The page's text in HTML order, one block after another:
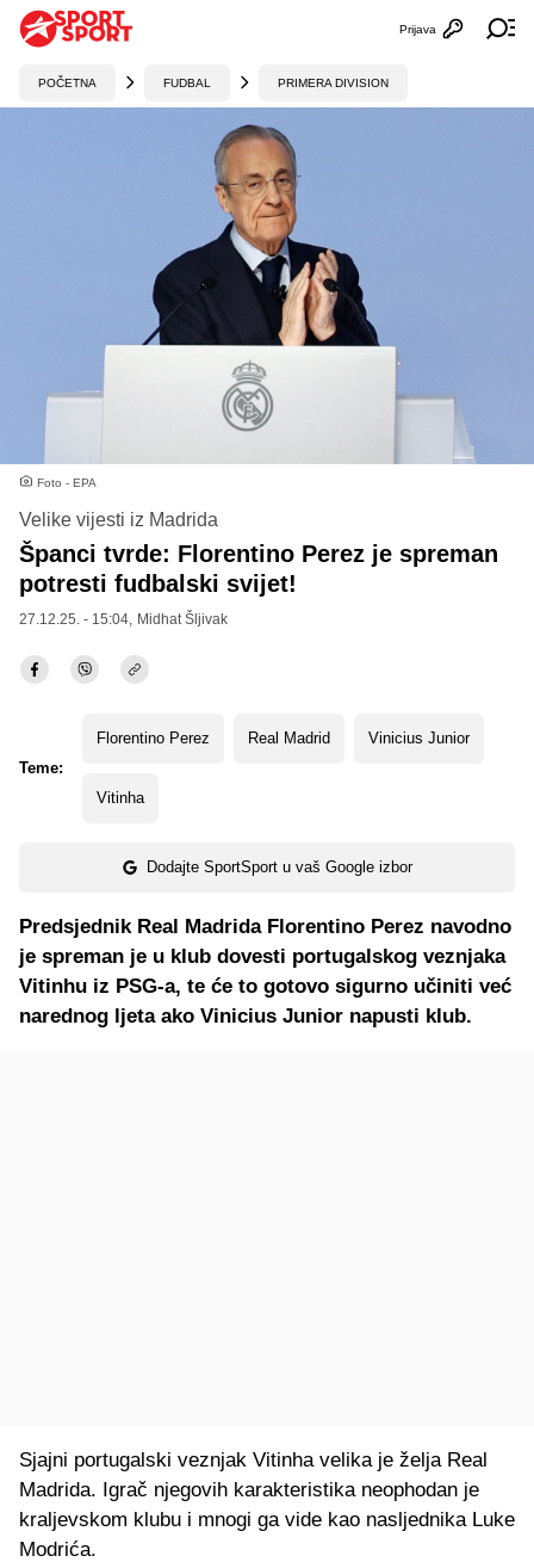
Otvori
Prijava
POČETNA FUDBAL PRIMERA DIVISION
Foto - EPA
Velike vijesti iz Madrida
Španci tvrde: Florentino Perez je spreman
potresti fudbalski svijet!
27.12.25. - 15:04, Midhat Šljivak
Teme:
Florentino Perez Real Madrid Vinicius Junior
Vitinha
Dodajte SportSport u vaš Google izbor
Predsjednik Real Madrida Florentino Perez navodno
je spreman je u klub dovesti portugalskog veznjaka
Vitinhu iz PSG-a, te će to gotovo sigurno učiniti već
narednog ljeta ako Vinicius Junior napusti klub.
Sjajni portugalski veznjak Vitinha velika je želja Real
Madrida. Igrač njegovih karakteristika neophodan je
kraljevskom klubu i mnogi ga vide kao nasljednika Luke
Modrića.